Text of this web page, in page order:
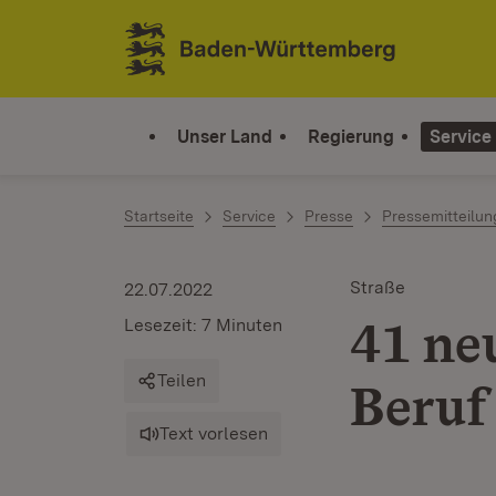
Zum Inhalt springen
Link zur Startseite
Unser Land Regierung Service
Startseite Service Presse
Straße
41
22.07.2022
Lesezeit: 7 Minuten
Teilen
Text vorlesen